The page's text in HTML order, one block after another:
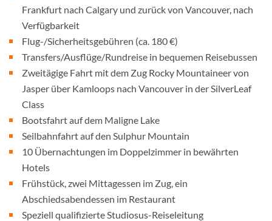
Frankfurt nach Calgary und zurück von Vancouver, nach
Verfügbarkeit
Flug-/Sicherheitsgebühren (ca. 180 €)
Transfers/Ausflüge/Rundreise in bequemen Reisebussen
Zweitägige Fahrt mit dem Zug Rocky Mountaineer von
Jasper über Kamloops nach Vancouver in der SilverLeaf
Class
Bootsfahrt auf dem Maligne Lake
Seilbahnfahrt auf den Sulphur Mountain
10 Übernachtungen im Doppelzimmer in bewährten
Hotels
Frühstück, zwei Mittagessen im Zug, ein
Abschiedsabendessen im Restaurant
Speziell qualifizierte Studiosus-Reiseleitung